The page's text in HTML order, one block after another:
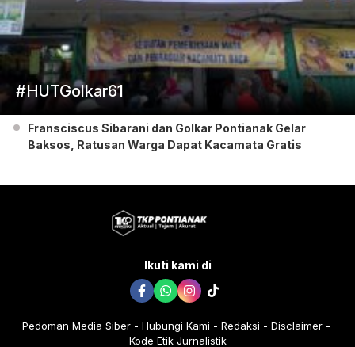
#HUTGolkar61
Fransciscus Sibarani dan Golkar Pontianak Gelar
Baksos, Ratusan Warga Dapat Kacamata Gratis
Ikuti kami di
Pedoman Media Siber Hubungi Kami Redaksi
Disclaimer
Kode Etik Jurnalistik